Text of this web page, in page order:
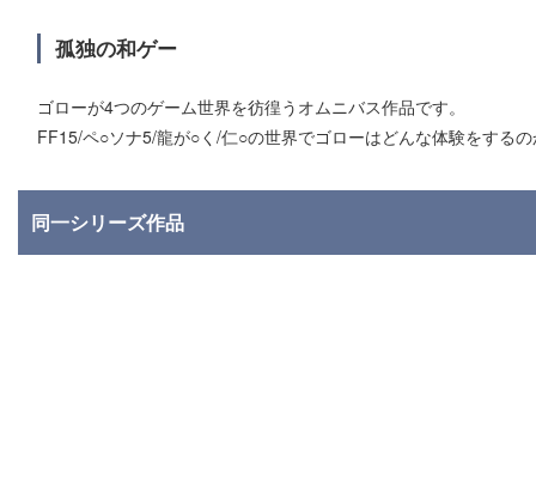
孤独の和ゲー
ゴローが4つのゲーム世界を彷徨うオムニバス作品です。
FF15/ペ○ソナ5/龍が○く/仁○の世界でゴローはどんな体験をする
同一シリーズ作品